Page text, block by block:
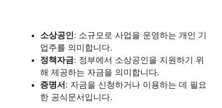
소상공인: 소규모로 사업을 운영하는 개인 기
업주를 의미합니다.
정책자금: 정부에서 소상공인을 지원하기 위
해 제공하는 자금을 의미합니다.
증명서: 자금을 신청하거나 이용하는 데 필요
한 공식문서입니다.